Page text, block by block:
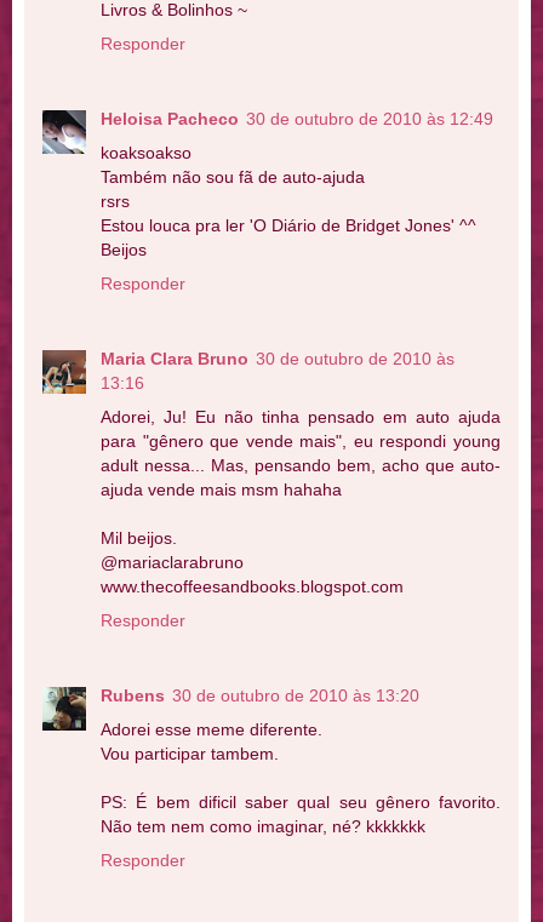
Livros & Bolinhos ~
Responder
Heloisa Pacheco 30 de outubro de 2010 às 12:49
koaksoakso
Também não sou fã de auto-ajuda
rsrs
Estou louca pra ler 'O Diário de Bridget Jones' ^^
Beijos
Responder
Maria Clara Bruno 30 de outubro de 2010 às
13:16
Adorei, Ju! Eu não tinha pensado em auto ajuda
para "gênero que vende mais", eu respondi young
adult nessa... Mas, pensando bem, acho que auto-
ajuda vende mais msm hahaha
Mil beijos.
@mariaclarabruno
www.thecoffeesandbooks.blogspot.com
Responder
Rubens 30 de outubro de 2010 às 13:20
Adorei esse meme diferente.
Vou participar tambem.
PS: É bem dificil saber qual seu gênero favorito.
Não tem nem como imaginar, né? kkkkkkk
Responder